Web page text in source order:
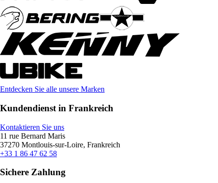
Entdecken Sie alle unsere Marken
Kundendienst in Frankreich
Kontaktieren Sie uns
11 rue Bernard Maris
37270 Montlouis-sur-Loire, Frankreich
+33 1 86 47 62 58
Sichere Zahlung